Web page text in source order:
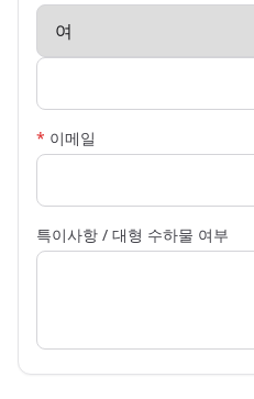
* 이메일
특이사항 / 대형 수하물 여부